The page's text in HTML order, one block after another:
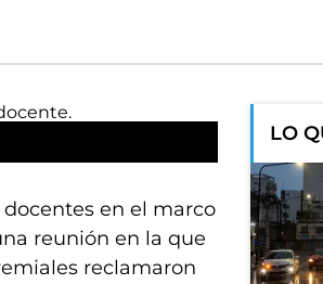
en el marco
reunión en la que
reclamaron
LO